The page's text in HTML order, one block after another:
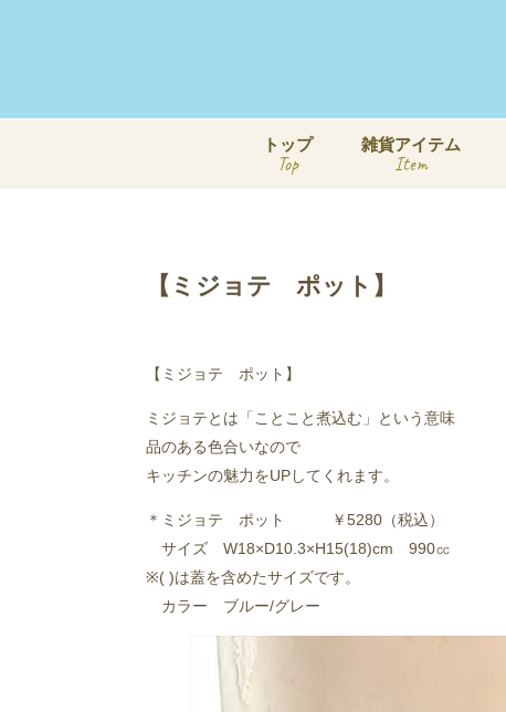
トップ
Top
雑貨アイテム
Item
【ミジョテ ポット】
【ミジョテ ポット】
ミジョテとは「ことこと煮込む」という意味
品のある色合いなので
キッチンの魅力をUPしてくれます。
＊ミジョテ ポット ￥5280（税込）
サイズ W18×D10.3×H15(18)cm 990㏄
※( )は蓋を含めたサイズです。
カラー ブルー/グレー